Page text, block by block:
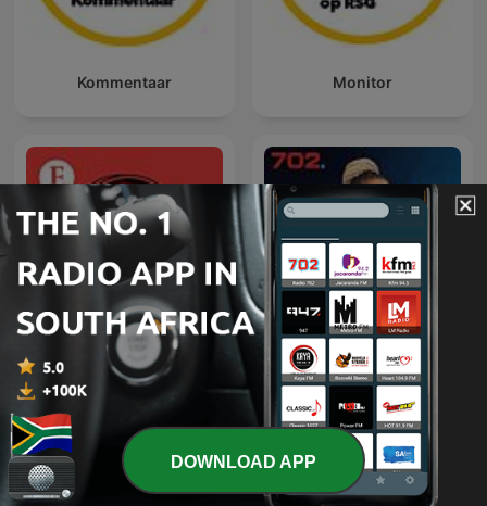
Kommentaar Monitor
Economist Podcasts
Afternoons with
Relebogile Mabotja
DOWNLOAD APP